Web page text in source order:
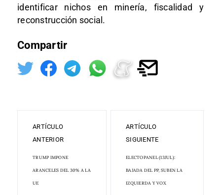
identificar nichos en minería, fiscalidad y
reconstrucción social.
Compartir
ARTÍCULO
ANTERIOR
TRUMP IMPONE
ARANCELES DEL 30 % A LA
UE
ARTÍCULO
SIGUIENTE
ELECTOPANEL (13JUL):
BAJADA DEL PP, SUBEN LA
IZQUIERDA Y VOX